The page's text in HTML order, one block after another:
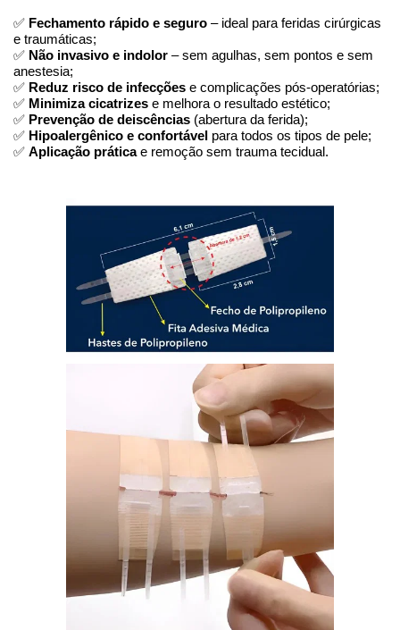
✅ Fechamento rápido e seguro – ideal para feridas cirúrgicas
e traumáticas;
✅ Não invasivo e indolor – sem agulhas, sem pontos e sem
anestesia;
✅ Reduz risco de infecções e complicações pós-operatórias;
✅ Minimiza cicatrizes e melhora o resultado estético;
✅ Prevenção de deiscências (abertura da ferida);
✅ Hipoalergênico e confortável para todos os tipos de pele;
✅ Aplicação prática e remoção sem trauma tecidual.